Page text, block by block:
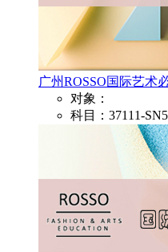
广州ROSSO国际艺术
对象：
科目：37111-